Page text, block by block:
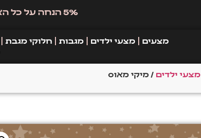
5% הנחה על כל האתר בהזנת קוד קופון: חמסה
מצעים מצעי ילדים מגבות חלוקי מגבת
מצעי ילדים / מיקי מאוס